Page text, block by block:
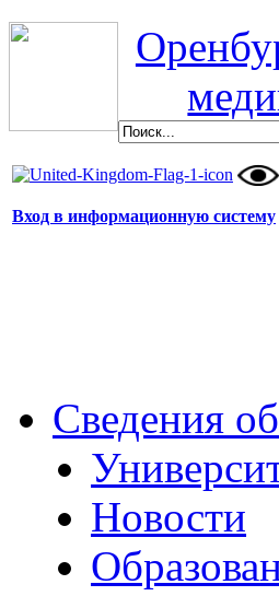
Вход в информационную систему
Сведения
Новости